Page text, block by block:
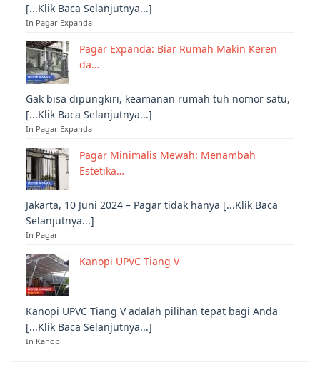
[...Klik Baca Selanjutnya...]
In Pagar Expanda
Pagar Expanda: Biar Rumah Makin Keren
da…
Gak bisa dipungkiri, keamanan rumah tuh nomor satu,
[...Klik Baca Selanjutnya...]
In Pagar Expanda
Pagar Minimalis Mewah: Menambah
Estetika…
Jakarta, 10 Juni 2024 – Pagar tidak hanya [...Klik Baca
Selanjutnya...]
In Pagar
Kanopi UPVC Tiang V
Kanopi UPVC Tiang V adalah pilihan tepat bagi Anda
[...Klik Baca Selanjutnya...]
In Kanopi